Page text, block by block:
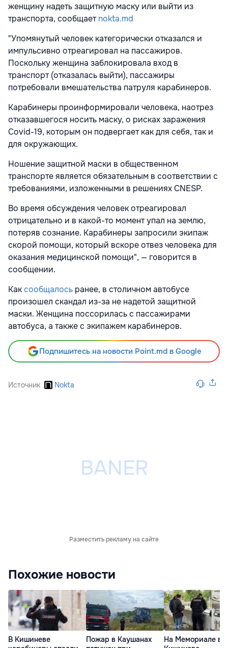
женщину надеть защитную маску или выйти из
транспорта, сообщаетnokta.md
"Упомянутый человек категорически отказался и
импульсивно отреагировал на пассажиров.
Поскольку женщина заблокировала вход в
транспорт (отказалась выйти), пассажиры
потребовали вмешательства патруля карабинеров.
Карабинеры проинформировали человека, наотрез
отказавшегося носить маску, о рисках заражения
Covid-19, которым он подвергает как для себя, так и
для окружающих.
Ношение защитной маски в общественном
транспорте является обязательным в соответствии с
требованиями, изложенными в решениях CNESP.
Во время обсуждения человек отреагировал
отрицательно и в какой-то момент упал на землю,
потеряв сознание. Карабинеры запросили экипаж
скорой помощи, который вскоре отвез человека для
оказания медицинской помощи", — говорится в
сообщении.
Каксообщалось ранее, в столичном автобусе
произошел скандал из-за не надетой защитной
маски. Женщина поссорилась с пассажирами
автобуса, а также с экипажем карабинеров.
Подпишитесь на новости Point.md в Google
Источник Nokta
Разместить рекламу на сайте
Похожие новости
В Кишиневе
Пожар в Каушанах
На Мемориале в